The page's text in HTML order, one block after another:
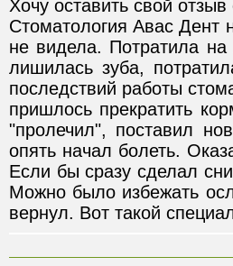
Хочу оставить свой
Стоматология Авас Дент
не видела. Потратила на
лишилась зуба,
последствий работы
пришлось прекратить
"пролечил", поставил
опять начал болеть.
Если бы сразу сделал
Можно было избежать
вернул. Вот такой